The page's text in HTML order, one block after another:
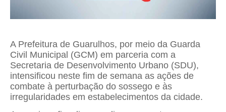
A Prefeitura de Guarulhos, por meio da Guarda
Civil Municipal (GCM) em parceria com a
Secretaria de Desenvolvimento Urbano (SDU),
intensificou neste fim de semana as ações de
combate à perturbação do sossego e às
irregularidades em estabelecimentos da cidade.